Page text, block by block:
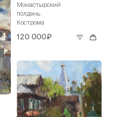
Монастырский
полдень.
Кострома
120 000₽